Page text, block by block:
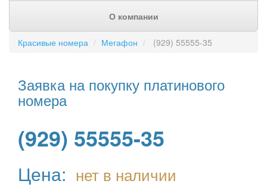
О компании
Красивые номера Мегафон (929) 55555-35
Заявка на покупку платинового
номера
(929) 55555-35
Цена: нет в наличии